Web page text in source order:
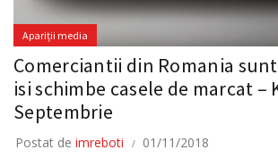
Apariții media
Comerciantii din Romania
isi schimbe casele de marcat –
Septembrie
Postat de imreboti 01/11/2018